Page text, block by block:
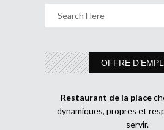
OFFRE
Restaurant de la place
dynamiques, propres et
servir.